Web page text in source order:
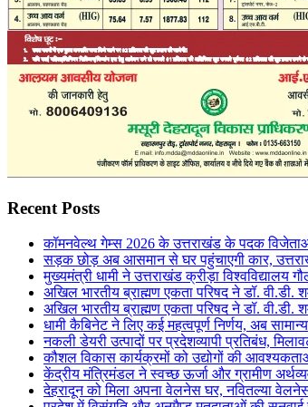
Recent Posts
कॉमनवेल्थ गेम्स 2026 के उत्तराखंड के पदक विजेताओं
सड़क छोड़ अब आसमान से घर पहुंचाएगी कार,
मुख्यमंत्री धामी ने उत्तराखंड क्रीड़ा विश्वविद्यालय
अखिल भारतीय ब्राह्मण एकता परिषद ने डॉ. वी.डी.
अखिल भारतीय ब्राह्मण एकता परिषद ने डॉ. वी.डी.
धामी कैबिनेट ने लिए कई महत्वपूर्ण निर्णय, अब
नकली डेयरी उत्पादों पर प्रदेशव्यापी प्रतिबंध,
कौशल विकास कार्यक्रमों को उद्योगों की
केंद्रीय मंत्रिमंडल ने स्वच्छ ऊर्जा और ग्रामीण
देहरादून को मिला अपना वेलनेस घर, नवितल्या